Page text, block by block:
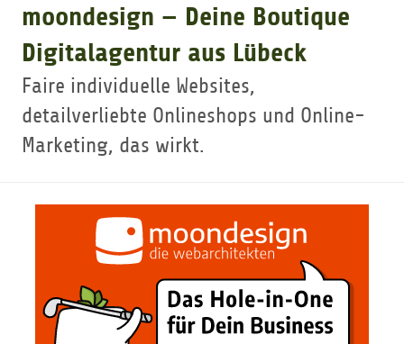
GOLFTURNIERE
GOLF CARD
GOLFHOTELS
moondesign — Deine Boutique
Digitalagentur aus Lübeck
Faire individuelle Websites,
detailverliebte Onlineshops und Online-
Marketing, das wirkt.